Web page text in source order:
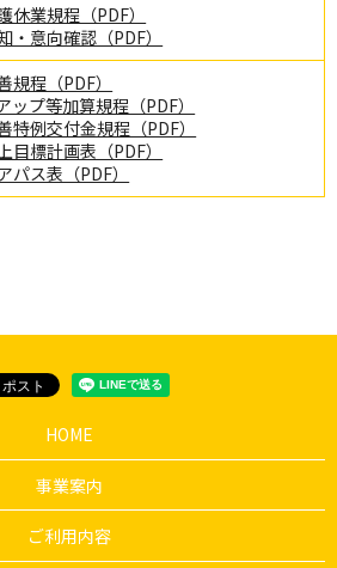
休業規程（PDF）
・意向確認（PDF）
規程（PDF）
ップ等加算規程（PDF）
特例交付金規程（PDF）
目標計画表（PDF）
パス表（PDF）
HOME
事業案内
ご利用内容